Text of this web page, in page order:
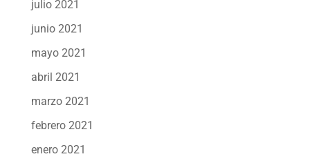
julio 2021
junio 2021
mayo 2021
abril 2021
marzo 2021
febrero 2021
enero 2021